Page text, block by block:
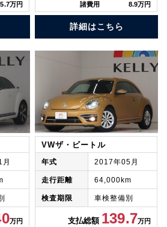
万円
諸費用
8.9万円
詳細はこちら
万円
VWザ・ビートル
年式 2017年05月
走行距離 64,000km
検査期限 車検整備別
支払総額 139.7万円